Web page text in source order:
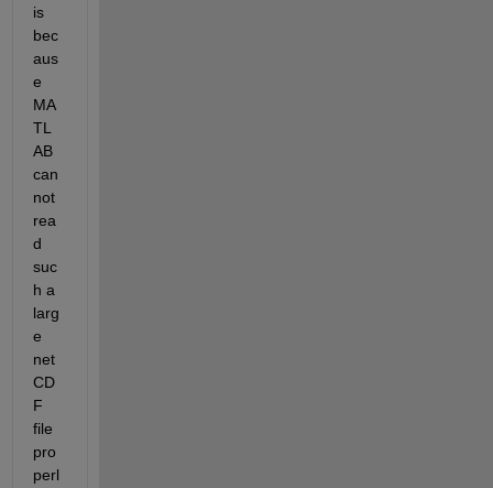
is
bec
aus
e
MA
TL
AB
can
not
rea
d
suc
h a
larg
e
net
CD
F
file
pro
perl